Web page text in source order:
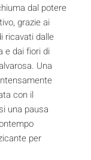
dal potere
grazie ai
ricavati dalle
e dai fiori di
Una
con il
una pausa
per